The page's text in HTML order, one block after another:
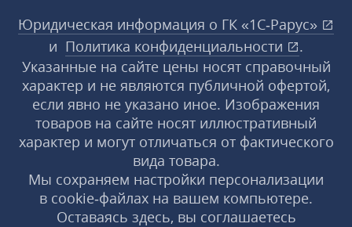
Юридическая информация о ГК «1С‑Рарус»
и Политика конфиденциальности
.
Указанные на сайте цены носят справочный
характер и не являются публичной офертой,
если явно не указано иное. Изображения
товаров на сайте носят иллюстративный
характер и могут отличаться от фактического
вида товара.
Мы сохраняем настройки персонализации
в cookie‑файлах на вашем компьютере.
Оставаясь здесь, вы соглашаетесь